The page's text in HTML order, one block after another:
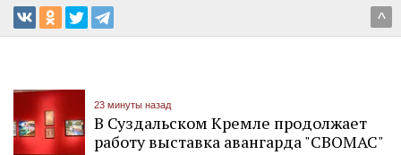
^
23 минуты назад
В Суздальском Кремле продолжает
работу выставка авангарда "СВОМАС"